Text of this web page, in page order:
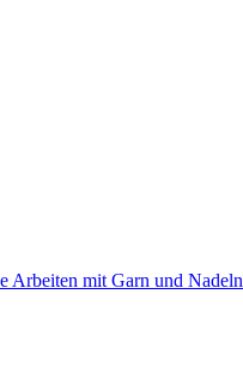
Arbeiten mit Garn und Nadeln